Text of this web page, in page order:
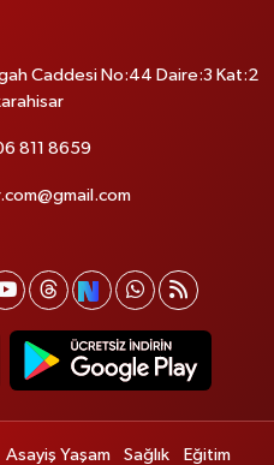
Caddesi No:44 Daire:3 Kat:2
811 8659
Asayiş Yaşam Sağlık Eğitim